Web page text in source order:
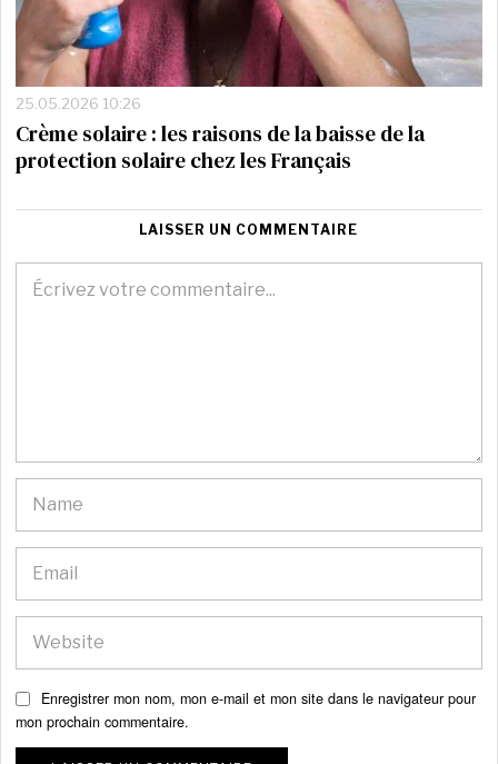
25.05.2026 10:26
Crème solaire : les raisons de la baisse de la
protection solaire chez les Français
LAISSER UN COMMENTAIRE
Enregistrer mon nom, mon e-mail et mon site dans le navigateur pour
mon prochain commentaire.